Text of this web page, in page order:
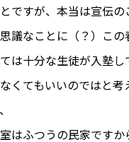
ですが、本当は宣伝の
議なことに（？）こ
は十分な生徒が入塾し
くてもいいのではと考
はふつうの民家ですか